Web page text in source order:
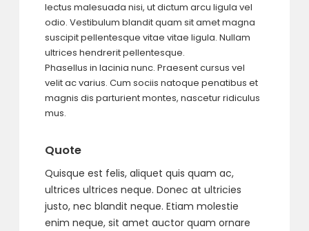
lectus malesuada nisi, ut dictum arcu ligula vel
odio. Vestibulum blandit quam sit amet magna
suscipit pellentesque vitae vitae ligula. Nullam
ultrices hendrerit pellentesque.
Phasellus in lacinia nunc. Praesent cursus vel
velit ac varius. Cum sociis natoque penatibus et
magnis dis parturient montes, nascetur ridiculus
mus.
Quote
Quisque est felis, aliquet quis quam ac,
ultrices ultrices neque. Donec at ultricies
justo, nec blandit neque. Etiam molestie
enim neque, sit amet auctor quam ornare